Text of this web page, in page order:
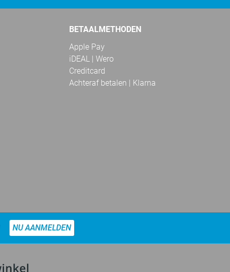
BETAALMETHODEN
Apple Pay
iDEAL | Wero
Creditcard
Achteraf betalen | Klarna
NU AANMELDEN